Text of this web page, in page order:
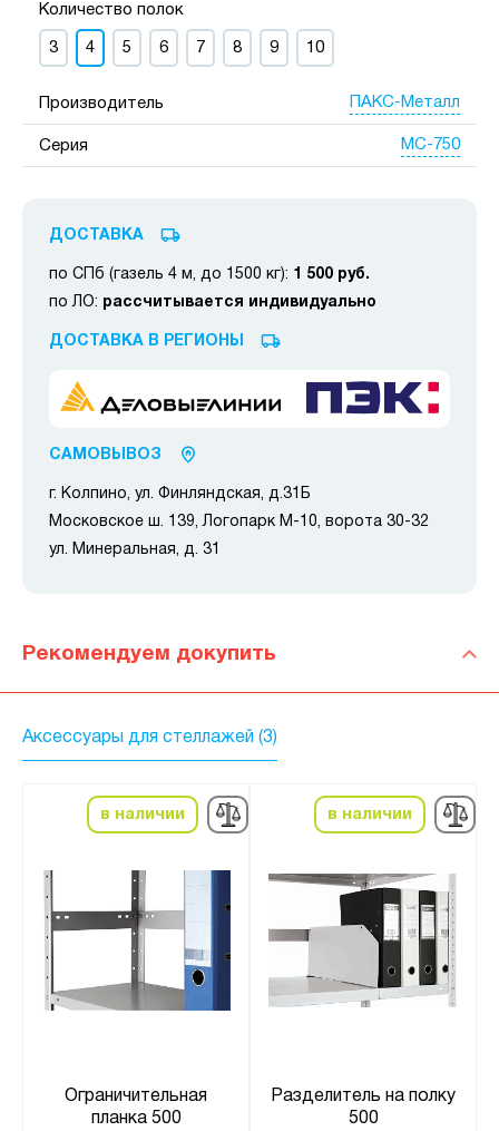
Количество полок
3 4 5 6 7 8 9 10
Производитель ПАКС-Металл
Серия МС-750
ДОСТАВКА
по СПб (газель 4 м, до 1500 кг): 1 500 руб.
по ЛО: рассчитывается индивидуально
ДОСТАВКА В РЕГИОНЫ
САМОВЫВОЗ
г. Колпино, ул. Финляндская, д.31Б
Московское ш. 139, Логопарк М-10, ворота 30-32
ул. Минеральная, д. 31
Рекомендуем докупить
Аксессуары для стеллажей (3)
в наличии
Ограничительная
планка 500
в наличии
Разделитель на полку
500